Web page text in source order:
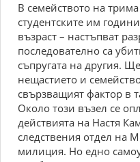
В семейството на
студентските им
възраст – настъпват
последователно са
съпругата на другия.
нещастието и
свързващият фактор в
Около този възел се
действията на Настя
следствения отдел на
милиция. Но едно